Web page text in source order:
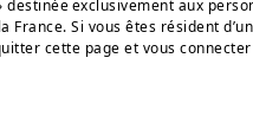
exclusivement aux
Si vous êtes résident
cette page et vous